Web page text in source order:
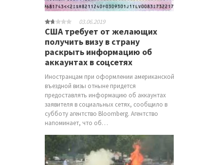
03.06.2019
США требует от желающих
получить визу в страну
раскрыть информацию об
аккаунтах в соцсетях
Иностранцам при оформлении американской
въездной визы отныне придется
предоставлять информацию об аккаунтах
заявителя в социальных сетях, сообщило в
субботу агентство Bloomberg. Агентство
напоминает, что об…